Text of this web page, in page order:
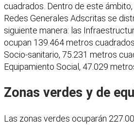
cuadrados. Dentro de este
Redes Generales Adscritas se
siguiente manera: las
ocupan 139.464 metros
Socio-sanitario, 75.231 metros
Equipamiento Social, 47.029
Zonas verdes y de
Las zonas verdes ocuparán